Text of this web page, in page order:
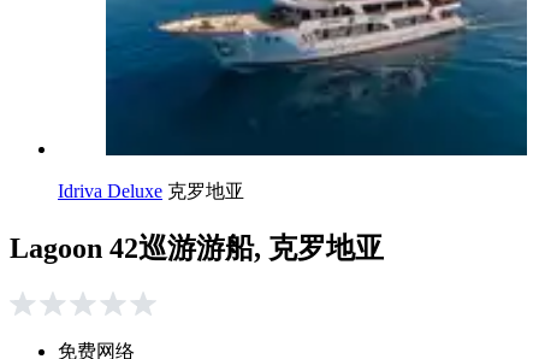
Idriva Deluxe 克罗地亚
Lagoon 42巡游游船, 克罗地亚
免费网络